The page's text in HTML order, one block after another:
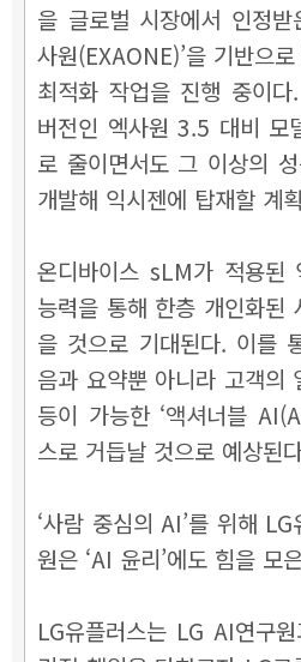
을 글로벌 시장에서 인정
사원(EXAONE)’을 기반으
최적화 작업을 진행 중이
버전인 엑사원 3.5 대비 모
로 줄이면서도 그 이상의
개발해 익시젠에 탑재할 계
온디바이스 sLM가 적용된
능력을 통해 한층 개인화된
을 것으로 기대된다. 이를
음과 요약뿐 아니라 고객의
등이 가능한 ‘액셔너블
스로 거듭날 것으로 예상된
‘사람 중심의 AI’를 위해
원은 ‘AI 윤리’에도 힘을 모
LG유플러스는 LG AI연구